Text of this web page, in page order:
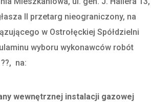
II przetarg nieograniczony, na
w Ostrołęckiej Spółdzielni
wyboru wykonawców robót
na:
wewnętrznej instalacji gazowej